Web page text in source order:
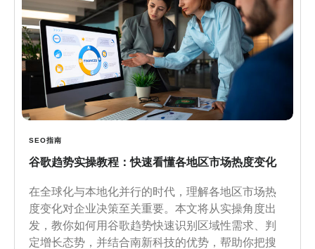
SEO指南
谷歌趋势实操教程：快速看懂各地区市场热度变化
在全球化与本地化并行的时代，理解各地区市场热
度变化对企业决策至关重要。本文将从实操角度出
发，教你如何用谷歌趋势快速识别区域性需求、判
定增长态势，并结合南新科技的优势，帮助你把搜